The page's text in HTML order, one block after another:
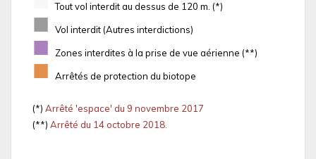
Tout vol interdit au dessus de 120 m. (*)
■ Vol interdit (Autres interdictions)
■ Zones interdites à la prise de vue aérienne (**)
■ Arrêtés de protection du biotope
(*) Arrêté 'espace' du 9 novembre 2017
(**) Arrêté du 14 octobre 2018.